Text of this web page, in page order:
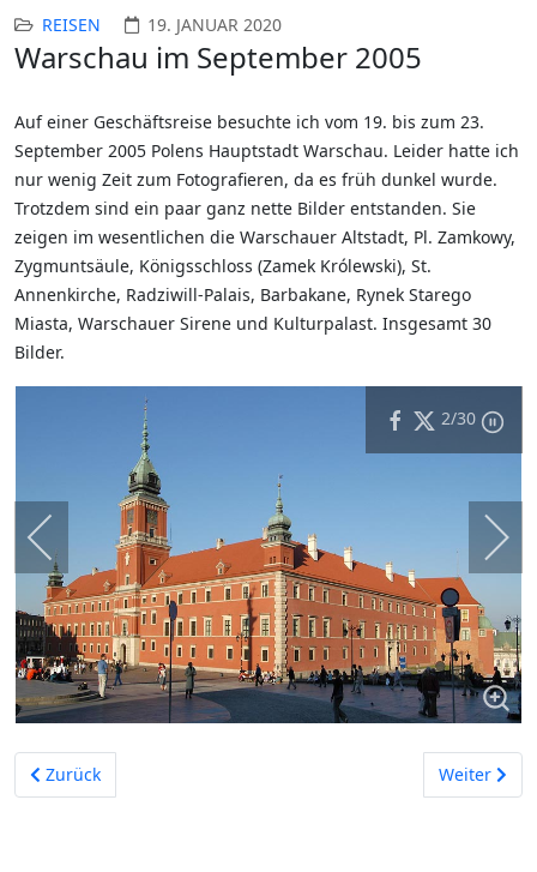
REISEN 19. JANUAR 2020
Warschau im September 2005
Auf einer Geschäftsreise besuchte ich vom 19. bis zum 23.
September 2005 Polens Hauptstadt Warschau. Leider hatte ich
nur wenig Zeit zum Fotografieren, da es früh dunkel wurde.
Trotzdem sind ein paar ganz nette Bilder entstanden. Sie
zeigen im wesentlichen die Warschauer Altstadt, Pl. Zamkowy,
Zygmuntsäule, Königsschloss (Zamek Królewski), St.
Annenkirche, Radziwill-Palais, Barbakane, Rynek Starego
Miasta, Warschauer Sirene und Kulturpalast. Insgesamt 30
Bilder.
2/30
Vorheriger Beitrag: Berlin im Mai 2006
Zurück Nächster
Weiter